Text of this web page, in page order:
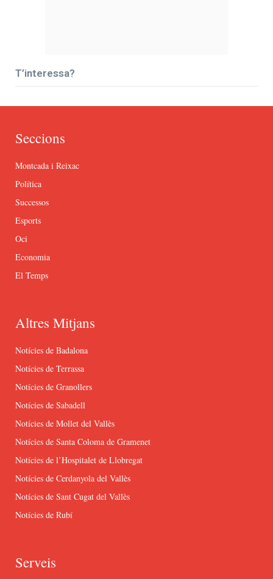
T’interessa?
Seccions
Montcada i Reixac
Política
Successos
Esports
Oci
Economia
El Temps
Altres Mitjans
Notícies de Badalona
Notícies de Terrassa
Notícies de Granollers
Notícies de Sabadell
Notícies de Mollet del Vallès
Notícies de Santa Coloma de Gramenet
Notícies de l’Hospitalet de Llobregat
Notícies de Cerdanyola del Vallès
Notícies de Sant Cugat del Vallès
Notícies de Rubí
Serveis